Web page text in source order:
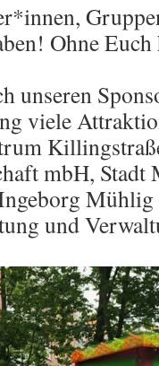
Ohne
unseren
viele
mbH, Stadt
und